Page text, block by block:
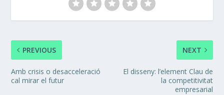
PREVIOUS
Amb crisis o desacceleració
cal mirar el futur
NEXT
El disseny: l’element Clau de
la competitivitat
empresarial